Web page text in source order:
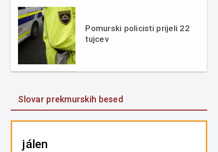
Pomurski policisti prijeli 22
tujcev
Slovar prekmurskih besed
jálen